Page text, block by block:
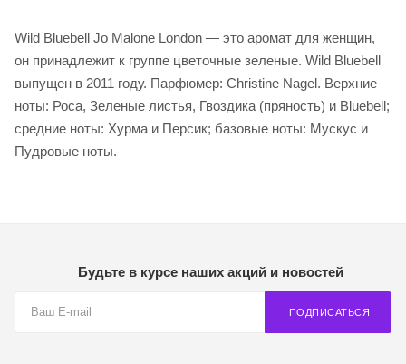
Wild Bluebell Jo Malone London — это аромат для женщин,
он принадлежит к группе цветочные зеленые. Wild Bluebell
выпущен в 2011 году. Парфюмер: Christine Nagel. Верхние
ноты: Роса, Зеленые листья, Гвоздика (пряность) и Bluebell;
средние ноты: Хурма и Персик; базовые ноты: Мускус и
Пудровые ноты.
Будьте в курсе наших акций и новостей
ПОДПИСАТЬСЯ